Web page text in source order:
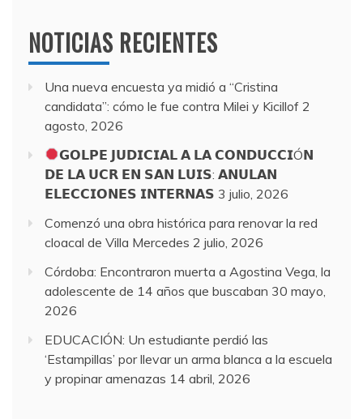
NOTICIAS RECIENTES
Una nueva encuesta ya midió a “Cristina
candidata”: cómo le fue contra Milei y Kicillof 2
agosto, 2026
𝗚𝗢𝗟𝗣𝗘 𝗝𝗨𝗗𝗜𝗖𝗜𝗔𝗟 𝗔 𝗟𝗔 𝗖𝗢𝗡𝗗𝗨𝗖𝗖𝗜Ó𝗡
𝗗𝗘 𝗟𝗔 𝗨𝗖𝗥 𝗘𝗡 𝗦𝗔𝗡 𝗟𝗨𝗜𝗦: 𝗔𝗡𝗨𝗟𝗔𝗡
𝗘𝗟𝗘𝗖𝗖𝗜𝗢𝗡𝗘𝗦 𝗜𝗡𝗧𝗘𝗥𝗡𝗔𝗦 3 julio, 2026
Comenzó una obra histórica para renovar la red
cloacal de Villa Mercedes 2 julio, 2026
Córdoba: Encontraron muerta a Agostina Vega, la
adolescente de 14 años que buscaban 30 mayo,
2026
EDUCACIÓN: Un estudiante perdió las
‘Estampillas’ por llevar un arma blanca a la escuela
y propinar amenazas 14 abril, 2026